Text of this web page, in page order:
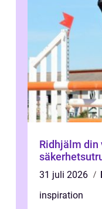
Ridhjälm din viktigaste
31 juli 2026
inspiration